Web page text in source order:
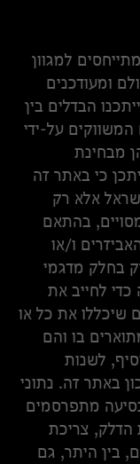
למגוון
ומעודכנים
הבדלים בין
על-ידי
מבחינת
כי באתר זה
אלא רק
בהתאם
ו/או
בחלק מדגמי
לחייב את
שיכללו את כל או
בו והם
לשנות
באתר זה. נתוני
מתפרסמים
הדלק, צריכת
בין היתר, גם